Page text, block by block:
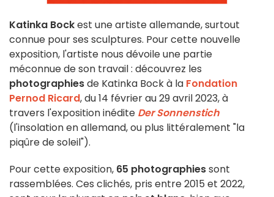
Katinka Bockest une artiste allemande, surtout
connue pour ses sculptures. Pour cette nouvelle
exposition, l'artiste nous dévoile une partie
méconnue de son travail : découvrez les
photographiesde Katinka Bock à la Fondation
Pernod Ricard, du 14 février au 29 avril 2023, à
travers l'exposition inédite Der Sonnenstich
(l'insolation en allemand, ou plus littéralement "la
piqûre de soleil").
Pour cette exposition, 65 photographiessont
rassemblées. Ces clichés, pris entre 2015 et 2022,